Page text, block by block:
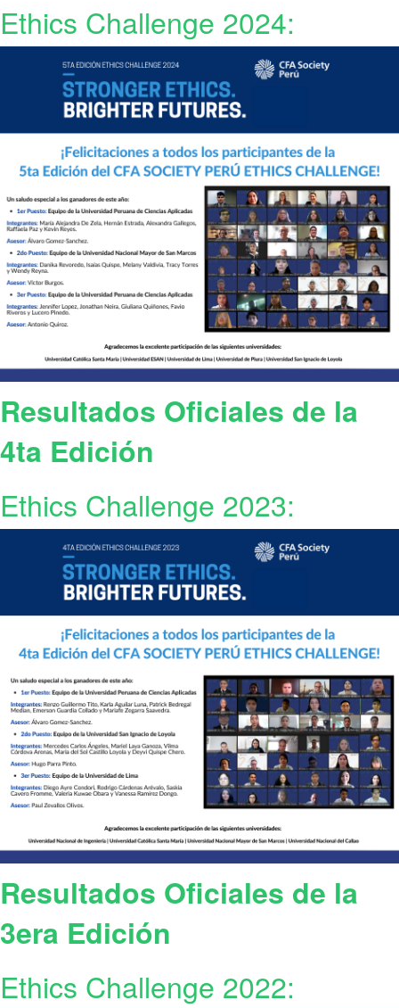
Ethics Challenge 2024:
Resultados Oficiales de la
4ta Edición
Ethics Challenge 2023:
Resultados Oficiales de la
3era Edición
Ethics Challenge 2022: